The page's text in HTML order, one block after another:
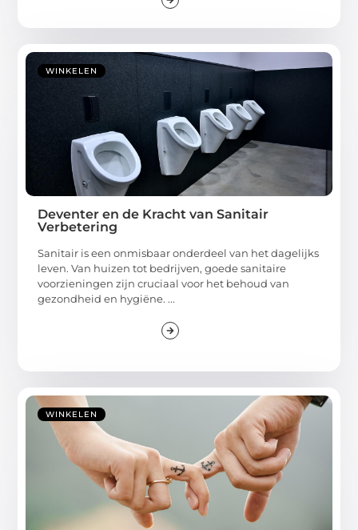
WINKELEN
Deventer en de Kracht van Sanitair
Verbetering
Sanitair is een onmisbaar onderdeel van het dagelijks
leven. Van huizen tot bedrijven, goede sanitaire
voorzieningen zijn cruciaal voor het behoud van
gezondheid en hygiëne. ...
WINKELEN